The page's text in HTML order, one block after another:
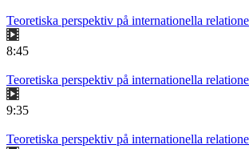
Teoretiska perspektiv på internationella
8:45
Teoretiska perspektiv på internationella
9:35
Teoretiska perspektiv på internationella